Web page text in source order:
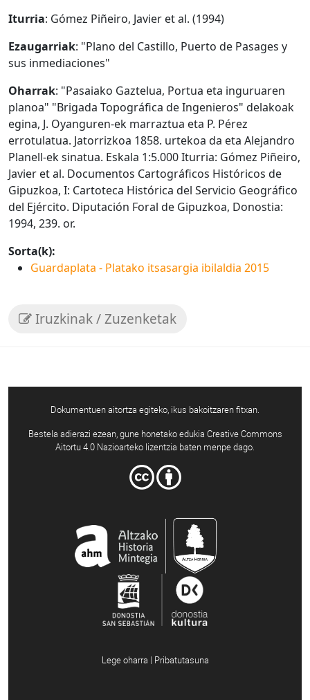
Iturria: Gómez Piñeiro, Javier et al. (1994)
Ezaugarriak: "Plano del Castillo, Puerto de Pasages y
sus inmediaciones"
Oharrak: "Pasaiako Gaztelua, Portua eta inguruaren
planoa" "Brigada Topográfica de Ingenieros" delakoak
egina, J. Oyanguren-ek marraztua eta P. Pérez
errotulatua. Jatorrizkoa 1858. urtekoa da eta Alejandro
Planell-ek sinatua. Eskala 1:5.000 Iturria: Gómez Piñeiro,
Javier et al. Documentos Cartográficos Históricos de
Gipuzkoa, I: Cartoteca Histórica del Servicio Geográfico
del Ejército. Diputación Foral de Gipuzkoa, Donostia:
1994, 239. or.
Sorta(k):
Guardaplata - Platako itsasargia ibilaldia 2015
Iruzkinak / Zuzenketak
Dokumentuen aitortza egiteko, ikus bakoitzaren fitxan.
Bestela adierazi ezean, gune honetako edukia Creative Commons
Aitortu 4.0 Nazioarteko lizentzia baten menpe dago.
Lege oharra | Pribatutasuna